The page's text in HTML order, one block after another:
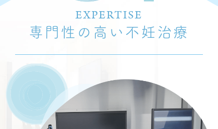
EXPERTISE
専門性の高い不妊治療